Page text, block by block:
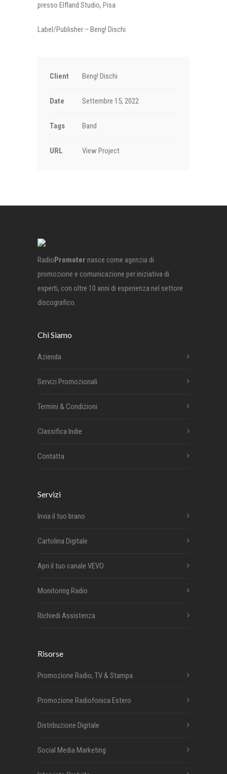
presso Elfland Studio, Pisa
Label/Publisher – Beng! Dischi
Client Beng! Dischi
Date Settembre 15, 2022
Tags Band
URL View Project
RadioPromoter nasce come agenzia di
promozione e comunicazione per iniziativa di
esperti, con oltre 10 anni di esperienza nel settore
discografico.
Chi Siamo
Azienda
Servizi Promozionali
Termini & Condizioni
Classifica Indie
Contatta
Servizi
Invia il tuo brano
Cartolina Digitale
Apri il tuo canale VEVO
Monitoring Radio
Richiedi Assistenza
Risorse
Promozione Radio, TV & Stampa
Promozione Radiofonica Estero
Distribuzione Digitale
Social Media Marketing